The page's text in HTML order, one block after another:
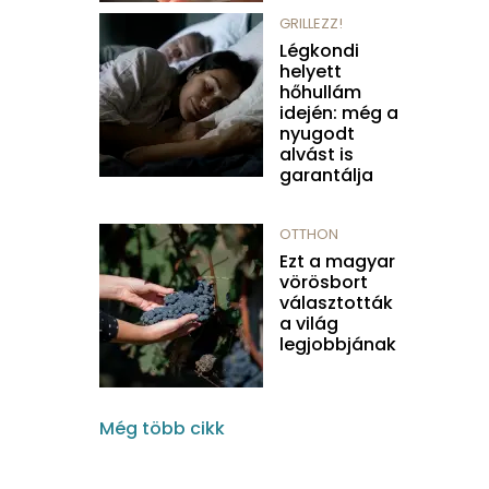
GRILLEZZ!
Légkondi
helyett
hőhullám
idején: még a
nyugodt
alvást is
garantálja
OTTHON
Ezt a magyar
vörösbort
választották
a világ
legjobbjának
Még több cikk